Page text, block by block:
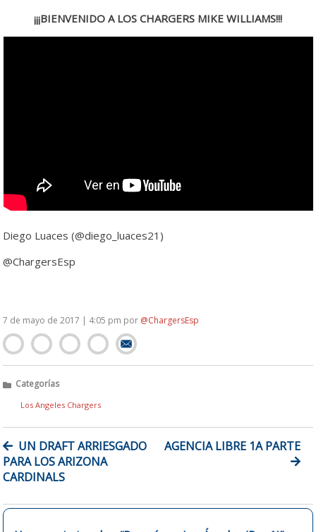
¡¡¡BIENVENIDO A LOS CHARGERS MIKE WILLIAMS!!!
Diego Luaces (@diego_luaces21)
@ChargersEsp
7 de mayo de 2017 | 4:05 pm por @ChargersEsp
Categorías
Los Angeles Chargers
DE
ENTRADAS
UN DRAFT ARRIESGADO
PARA LOS ARIZONA
CARDINALS
AGENCIA LIBRE 1A PARTE